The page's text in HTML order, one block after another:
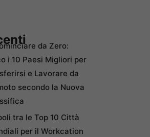
da Zero:
i 10 Paesi Migliori per
e Lavorare da
secondo la Nuova
tra le Top 10 Città
per il Workcation